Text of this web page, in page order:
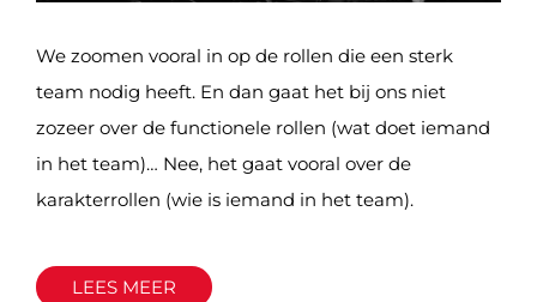
We zoomen vooral in op de rollen die een sterk
team nodig heeft. En dan gaat het bij ons niet
zozeer over de functionele rollen (wat doet iemand
in het team)… Nee, het gaat vooral over de
karakterrollen (wie is iemand in het team).
LEES MEER